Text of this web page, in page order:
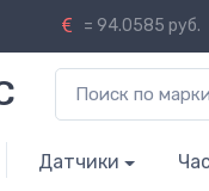
= 94.0585 руб.
Датчики